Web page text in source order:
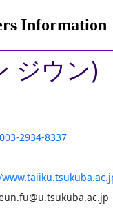
Information
ジウン)
2934-8337